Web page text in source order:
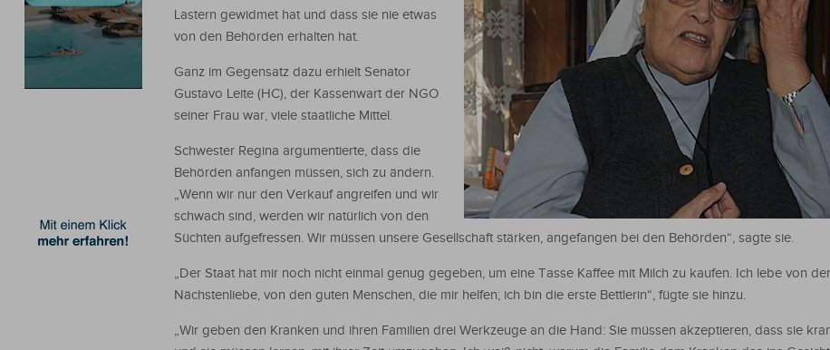
Lastern gewidmet hat und dass sie nie etwas
von den Behörden erhalten hat.
Ganz im Gegensatz dazu erhielt Senator
Gustavo Leite (HC), der Kassenwart der NGO
seiner Frau war, viele staatliche Mittel.
Schwester Regina argumentierte, dass die
Behörden anfangen müssen, sich zu ändern.
„Wenn wir nur den Verkauf angreifen und wir
schwach sind, werden wir natürlich von den
Süchten aufgefressen. Wir müssen unsere Gesellschaft stärken, angefangen bei den Behörden“, sagte sie.
„Der Staat hat mir noch nicht einmal genug gegeben, um eine Tasse Kaffee mit Milch zu kaufen. Ich lebe von der
Nächstenliebe, von den guten Menschen, die mir helfen; ich bin die erste Bettlerin“, fügte sie hinzu.
„Wir geben den Kranken und ihren Familien drei Werkzeuge an die Hand: Sie müssen akzeptieren, dass sie